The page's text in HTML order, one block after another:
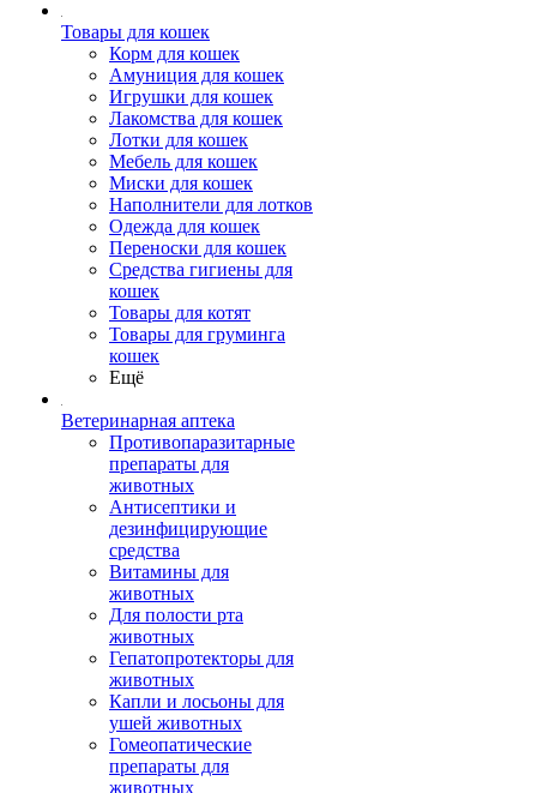
Товары для кошек
Корм для кошек
Амуниция для кошек
Игрушки для кошек
Лакомства для кошек
Лотки для кошек
Мебель для кошек
Миски для кошек
Наполнители для лотков
Одежда для кошек
Переноски для кошек
Средства гигиены для
кошек
Товары для котят
Товары для груминга
кошек
Ещё
Ветеринарная аптека
Противопаразитарные
препараты для
животных
Антисептики и
дезинфицирующие
средства
Витамины для
животных
Для полости рта
животных
Гепатопротекторы для
животных
Капли и лосьоны для
ушей животных
Гомеопатические
препараты для
животных